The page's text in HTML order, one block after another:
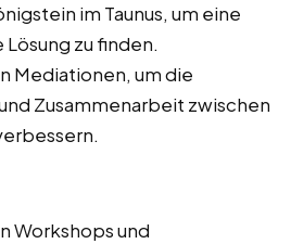
im Taunus, um eine
zu finden.
Mediationen, um die
Zusammenarbeit zwischen
Workshops und